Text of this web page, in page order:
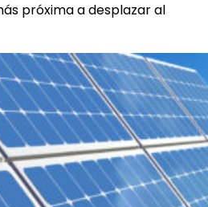
próxima a desplazar al